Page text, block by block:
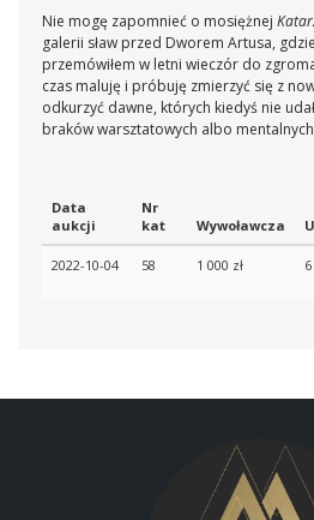
Nie mogę zapomnieć o mosiężnej
galerii sław przed Dworem Artusa,
przemówiłem w letni wieczór do
czas maluję i próbuję zmierzyć się z
odkurzyć dawne, których kiedyś nie
braków warsztatowych albo
Data
aukcji
Nr
kat
Wywoławcza
2022-10-04 58 1 000 zł